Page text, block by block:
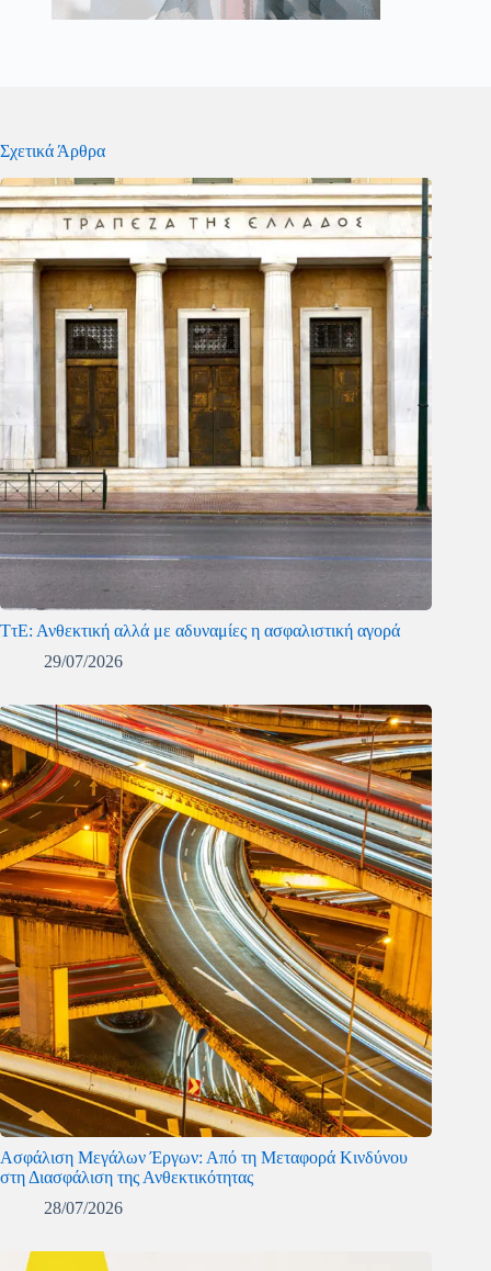
Σχετικά Άρθρα
ΤτΕ: Ανθεκτική αλλά με αδυναμίες η ασφαλιστική αγορά
29/07/2026
Ασφάλιση Μεγάλων Έργων: Από τη Μεταφορά Κινδύνου
στη Διασφάλιση της Ανθεκτικότητας
28/07/2026